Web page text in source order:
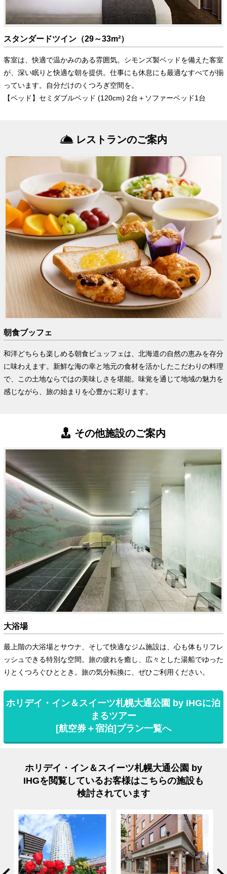
スタンダードツイン（29～33m²）
客室は、快適で温かみのある雰囲気。シモンズ製ベッドを備えた客室
が、深い眠りと快適な朝を提供。仕事にも休息にも最適なすべてが揃
っています。自分だけのくつろぎ空間を。
【ベッド】セミダブルベッド (120cm) 2台＋ソファーベッド1台
レストランのご案内
朝食ブッフェ
和洋どちらも楽しめる朝食ビュッフェは、北海道の自然の恵みを存分
に味わえます。新鮮な海の幸と地元の食材を活かしたこだわりの料理
で、この土地ならではの美味しさを堪能。味覚を通じて地域の魅力を
感じながら、旅の始まりを心豊かに彩ります。​
その他施設のご案内
大浴場
最上階の大浴場とサウナ、そして快適なジム施設は、心も体もリフレ
ッシュできる特別な空間。旅の疲れを癒し、広々とした湯船でゆった
りとくつろぐひととき。旅の気分転換に、ぜひご利用ください。​
ホリデイ・イン＆スイーツ札幌大通公園 by IHGに泊
まるツアー
[航空券＋宿泊]プラン一覧へ
ホリデイ・イン＆スイーツ札幌大通公園 by
IHGを閲覧しているお客様はこちらの施設も
検討されています